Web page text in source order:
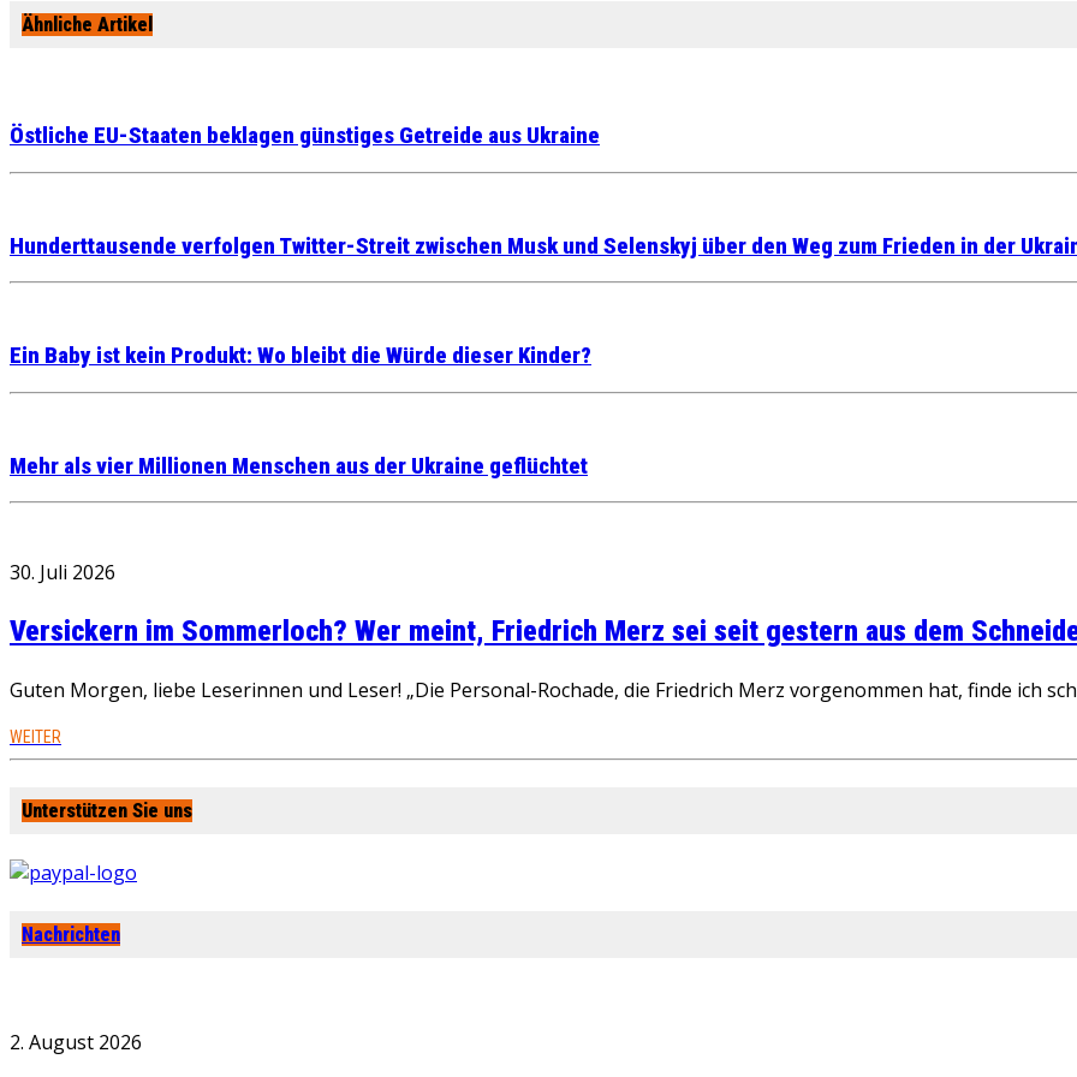
Ähnliche Artikel
Östliche EU-Staaten beklagen günstiges Getreide aus Ukraine
Hunderttausende verfolgen Twitter-Streit zwischen Musk und Selenskyj über den Weg zum Frieden in der
Ein Baby ist kein Produkt: Wo bleibt die Würde dieser Kinder?
Mehr als vier Millionen Menschen aus der Ukraine geflüchtet
30. Juli 2026
Versickern im Sommerloch? Wer meint, Friedrich Merz sei seit gestern aus dem
Guten Morgen, liebe Leserinnen und Leser! „Die Personal-Rochade, die Friedrich Merz vorgenommen hat, finde ich
WEITER
Unterstützen Sie uns
Nachrichten
2. August 2026